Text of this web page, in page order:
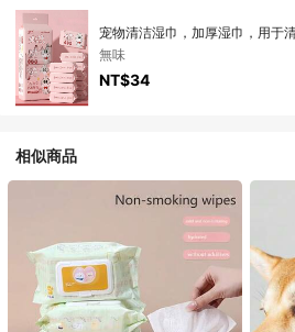
宠物清洁湿巾，加厚湿巾，用于
無味
NT$34
相似商品